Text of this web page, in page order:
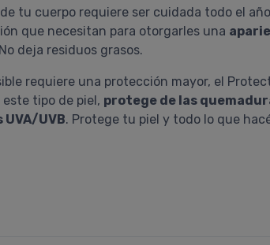
tu cuerpo requiere ser cuidada todo el
que necesitan para otorgarles una
deja residuos grasos.
requiere una protección mayor, el
tipo de piel, protege de las
UVB. Protege tu piel y todo lo que